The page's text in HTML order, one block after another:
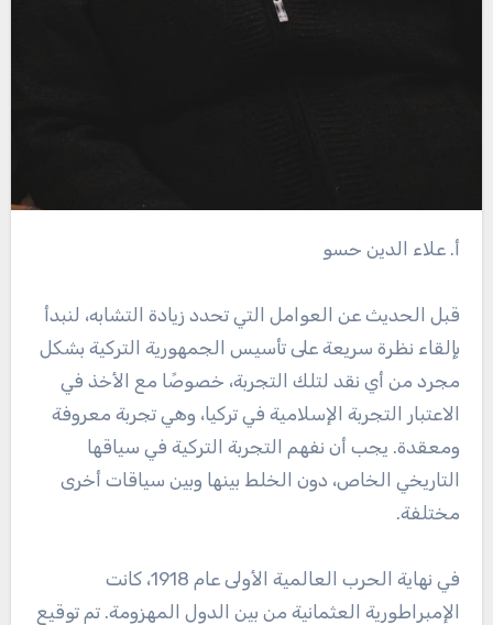
أ. علاء الدين حسو
قبل الحديث عن العوامل التي تحدد زيادة التشابه، لنبدأ
بإلقاء نظرة سريعة على تأسيس الجمهورية التركية بشكل
مجرد من أي نقد لتلك التجربة، خصوصًا مع الأخذ في
الاعتبار التجربة الإسلامية في تركيا، وهي تجربة معروفة
ومعقدة. يجب أن نفهم التجربة التركية في سياقها
التاريخي الخاص، دون الخلط بينها وبين سياقات أخرى
مختلفة.
في نهاية الحرب العالمية الأولى عام 1918، كانت
الإمبراطورية العثمانية من بين الدول المهزومة. تم توقيع